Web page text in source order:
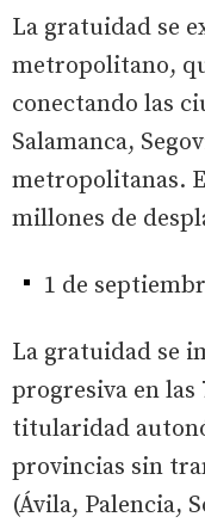
La gratuidad se
metropolitano,
conectando las
Salamanca,
metropolitanas.
millones de
1 de
La gratuidad se
progresiva en
titularidad
provincias sin
(Ávila, Palencia,